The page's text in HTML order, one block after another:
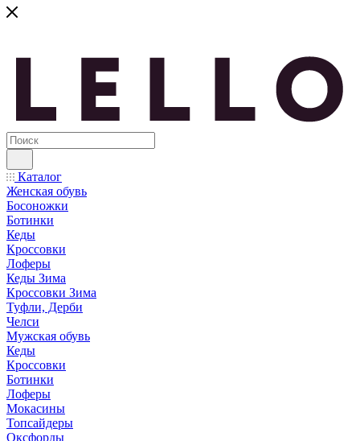
Каталог
Женская обувь
Босоножки
Ботинки
Кеды
Кроссовки
Лоферы
Кеды Зима
Кроссовки Зима
Туфли, Дерби
Челси
Мужская обувь
Кеды
Кроссовки
Ботинки
Лоферы
Мокасины
Топсайдеры
Оксфорды